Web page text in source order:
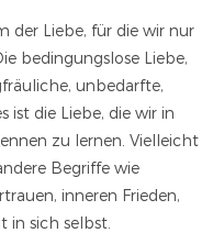
der Liebe, für die wir nur
bedingungslose Liebe,
unbedarfte,
ist die Liebe, die wir in
zu lernen. Vielleicht
Begriffe wie
inneren Frieden,
in sich selbst.